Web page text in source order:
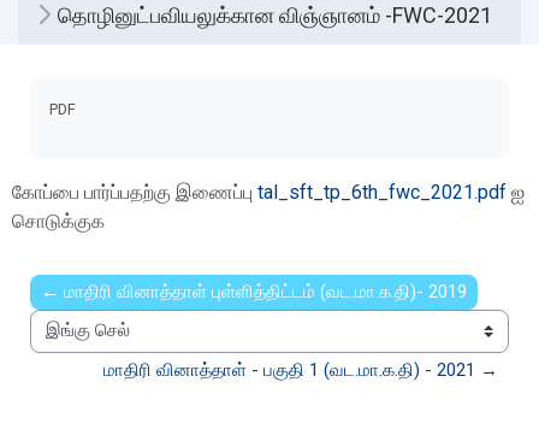
தொழினுட்பவியலுக்கான விஞ்ஞானம் -FWC-2021
PDF
கோப்பை பார்ப்பதற்கு இணைப்பு tal_sft_tp_6th_fwc_2021.pdf ஐ
சொடுக்குக
← மாதிரி வினாத்தாள் புள்ளித்திட்டம் (வட.மா.க.தி)- 2019
இங்கு செல்
மாதிரி வினாத்தாள் - பகுதி 1 (வட.மா.க.தி) - 2021 →